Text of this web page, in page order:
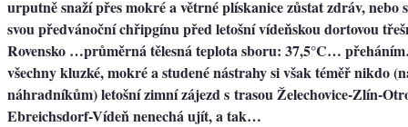
urputně snaží přes mokré a větrné plískanice zůstat zdráv, nebo
svou předvánoční chřipgínu před letošní vídeňskou dortovou
Rovensko …průměrná tělesná teplota sboru: 37,5°C…
všechny kluzké, mokré a studené nástrahy si však téměř nikdo
náhradníkům) letošní zimní zájezd s trasou Želechovice-Zlín-
Ebreichsdorf-Vídeň nenechá ujít, a tak…